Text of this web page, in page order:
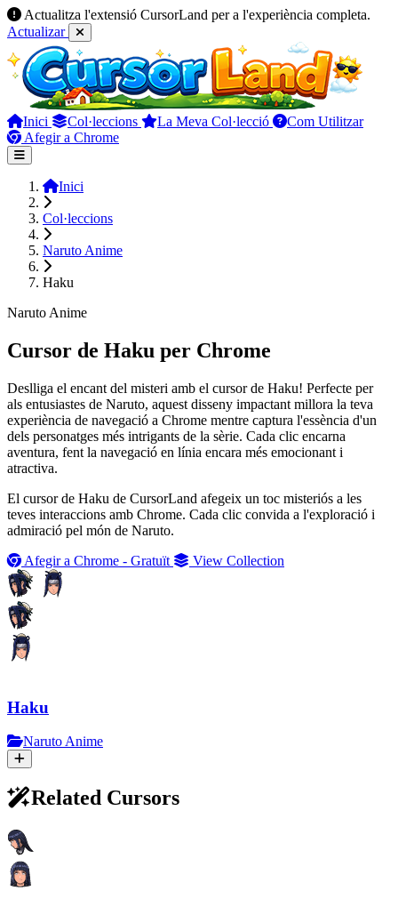
Actualitza l'extensió CursorLand per a l'experiència completa.
Actualizar
Inici Col·leccions La Meva Col·lecció
Com Utilitzar
Afegir a Chrome
Inici
Col·leccions
Naruto Anime
Haku
Naruto Anime
Cursor de Haku per Chrome
Deslliga el encant del misteri amb el cursor de Haku! Perfecte per
als entusiastes de Naruto, aquest disseny impactant millora la teva
experiència de navegació a Chrome mentre captura l'essència d'un
dels personatges més intrigants de la sèrie. Cada clic encarna
aventura, fent la navegació en línia encara més emocionant i
atractiva.
El cursor de Haku de CursorLand afegeix un toc misteriós a les
teves interaccions amb Chrome. Cada clic convida a l'exploració i
admiració pel món de Naruto.
Afegir a Chrome - Gratuït
View Collection
Haku
Naruto Anime
Related Cursors